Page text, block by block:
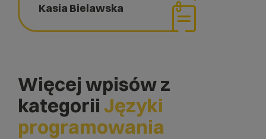
Kasia Bielawska
Więcej wpisów z
kategorii Języki
programowania